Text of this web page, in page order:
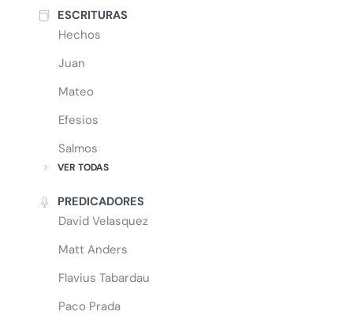
ESCRITURAS
Hechos
Juan
Mateo
Efesios
Salmos
VER TODAS
PREDICADORES
David Velasquez
Matt Anders
Flavius Tabardau
Paco Prada